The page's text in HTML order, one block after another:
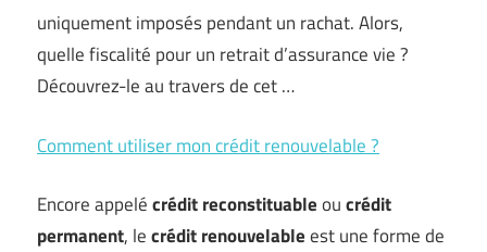
uniquement imposés pendant un rachat. Alors,
quelle fiscalité pour un retrait d’assurance vie ?
Découvrez-le au travers de cet …
Comment utiliser mon crédit renouvelable ?
Encore appelécrédit reconstituableoucrédit
permanent, lecrédit renouvelableest une forme de